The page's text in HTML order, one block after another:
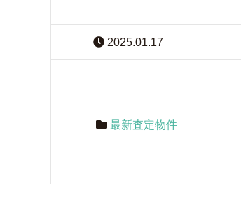
2025.01.17
最新査定物件